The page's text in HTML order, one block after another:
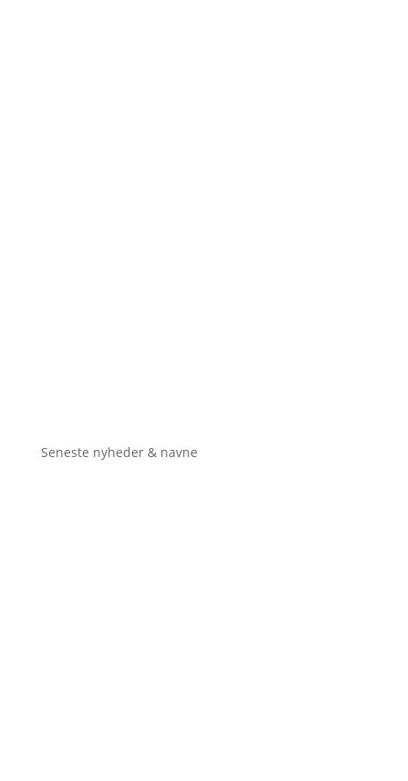
Seneste nyheder & navne